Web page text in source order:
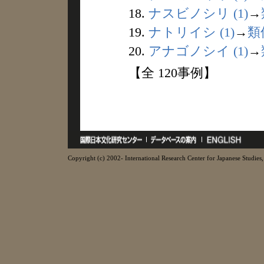
18. ナスビノシリ (1)→
19. ナトリイシ (1)→ 類
20. アナゴノシイ (1)→
【全 120事例】
Copyright (c) 2002- International Research Center for Japanese